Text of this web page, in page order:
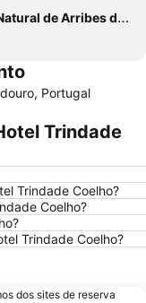
de Arribes del Duero
Portugal
Trindade
Trindade Coelho?
Coelho?
Trindade Coelho?
dos sites de reserva